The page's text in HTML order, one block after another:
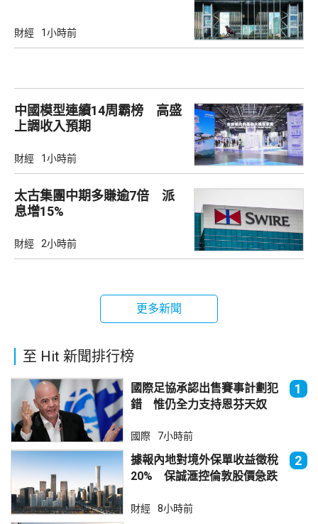
財經 1小時前
中國模型連續14周霸榜 高盛
上調收入預期
財經 1小時前
太古集團中期多賺逾7倍 派
息增15%
財經 2小時前
更多新聞
至 Hit 新聞排行榜
國際足協承認出售賽事計劃犯
錯 惟仍全力支持恩芬天奴
1
國際 7小時前
據報內地對境外保單收益徵稅
20% 保誠滙控倫敦股價急跌
2
財經 8小時前